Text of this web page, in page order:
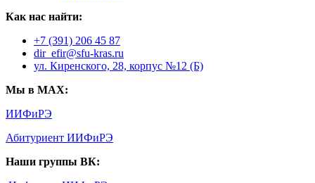
Как нас найти:
+7 (391) 206 45 87
dir_efir@sfu-kras.ru
ул. Киренского, 28, корпус №12 (Б)
Мы в MAX:
ИИФиРЭ
Абитуриент ИИФиРЭ
Наши группы ВК: